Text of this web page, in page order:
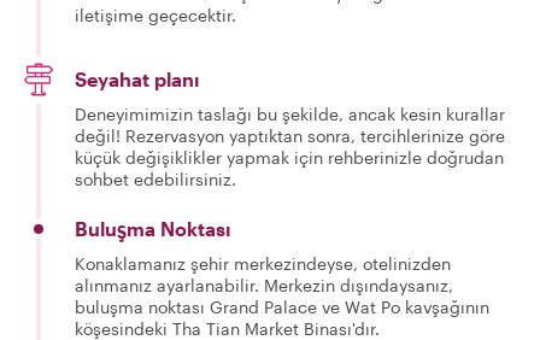
iletişime geçecektir.
Seyahat planı
Deneyimimizin taslağı bu şekilde, ancak kesin kurallar
değil! Rezervasyon yaptıktan sonra, tercihlerinize göre
küçük değişiklikler yapmak için rehberinizle doğrudan
sohbet edebilirsiniz.
Buluşma Noktası
Konaklamanız şehir merkezindeyse, otelinizden
alınmanız ayarlanabilir. Merkezin dışındaysanız,
buluşma noktası Grand Palace ve Wat Po kavşağının
köşesindeki Tha Tian Market Binası'dır.